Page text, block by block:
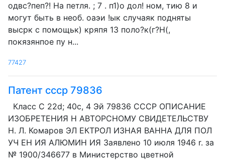
одвс?пеп?! На петля. ; 7 . п1)о дол! ном, тию 8 и
могут быть в необ. оаэи !ык случаяк подняты
высрк с помощьк) кряпя 13 поло?к(г?Н(,
покязянпое пу н...
77427
Патент ссср 79836
Класс С 22d; 40с, 4 Эй 79836 СССР ОПИСАНИЕ
ИЗОБРЕТЕНИЯ Н АВТОРСНОМУ СВИДЕТЕЛЬСТВУ
Н. Л. Комаров ЭЛ ЕКТРОЛ ИЗНАЯ ВАННА ДЛЯ ПОЛ
УЧ ЕН ИЯ АЛЮМИН ИЯ Заявлено 10 июля 1946 r. за
№ 1900/346677 в Министерство цветной